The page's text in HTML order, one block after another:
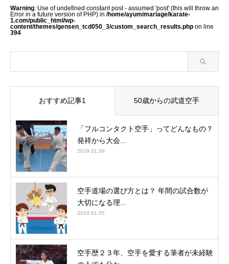
Warning: Use of undefined constant post - assumed 'post' (this will throw an
Error in a future version of PHP) in /home/ayumimariage/karate-
1.com/public_html/wp-
content/themes/gensen_tcd050_3/custom_search_results.php on line
394
おすすめ記事1 50歳からの武道空手
「フルコンタクト空手」ってどんなもの？
発祥から大会...
2019.01.09
空手道場の選び方とは？ 年間の試合数が
大切になる理...
2019.01.05
空手歴２３年、空手を愛する筆者が未経験